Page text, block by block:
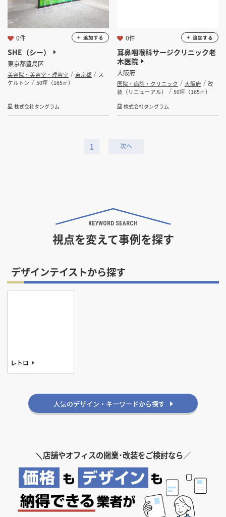
SHE（シー）
東京都豊島区
美容院・美容室・理容室 東京都
ス
ケルトン
50坪（165㎡）
株式会社タングラム
0件 追加する
耳鼻咽喉科サージクリニック老
木医院
大阪府
医院・病院・クリニック 大阪府
改
装（リニューアル）
50坪（165㎡）
株式会社タングラム
0件 追加する
1
KEYWORD SEARCH
視点を変えて事例を探す
デザインテイストから探す
レトロ
雰囲気・印象から探す
かっこいい おしゃれ ゴージャス